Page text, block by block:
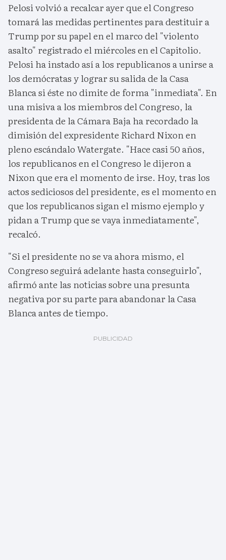
Pelosi volvió a recalcar ayer que el Congreso
tomará las medidas pertinentes para destituir a
Trump por su papel en el marco del "violento
asalto" registrado el miércoles en el Capitolio.
Pelosi ha instado así a los republicanos a unirse a
los demócratas y lograr su salida de la Casa
Blanca si éste no dimite de forma "inmediata". En
una misiva a los miembros del Congreso, la
presidenta de la Cámara Baja ha recordado la
dimisión del expresidente Richard Nixon en
pleno escándalo Watergate. "Hace casi 50 años,
los republicanos en el Congreso le dijeron a
Nixon que era el momento de irse. Hoy, tras los
actos sediciosos del presidente, es el momento en
que los republicanos sigan el mismo ejemplo y
pidan a Trump que se vaya inmediatamente",
recalcó.
"Si el presidente no se va ahora mismo, el
Congreso seguirá adelante hasta conseguirlo",
afirmó ante las noticias sobre una presunta
negativa por su parte para abandonar la Casa
Blanca antes de tiempo.